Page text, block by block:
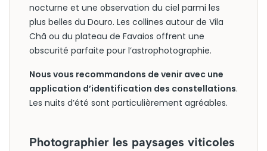
nocturne et une observation du ciel parmi les
plus belles du Douro. Les collines autour de Vila
Chã ou du plateau de Favaios offrent une
obscurité parfaite pour l’astrophotographie.
Nous vous recommandons de venir avec une
application d’identification des constellations.
Les nuits d’été sont particulièrement agréables.
Photographier les paysages viticoles